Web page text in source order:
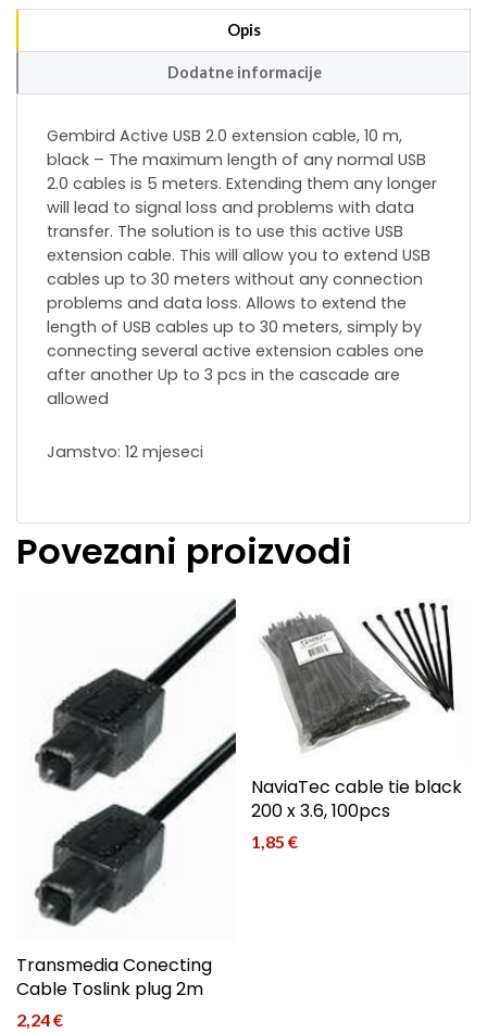
Opis
Dodatne informacije
Gembird Active USB 2.0 extension cable, 10 m,
black – The maximum length of any normal USB
2.0 cables is 5 meters. Extending them any longer
will lead to signal loss and problems with data
transfer. The solution is to use this active USB
extension cable. This will allow you to extend USB
cables up to 30 meters without any connection
problems and data loss. Allows to extend the
length of USB cables up to 30 meters, simply by
connecting several active extension cables one
after another Up to 3 pcs in the cascade are
allowed
Jamstvo: 12 mjeseci
Povezani proizvodi
Transmedia Conecting
Cable Toslink plug 2m
2,24€
NaviaTec cable tie black
200 x 3.6, 100pcs
1,85€